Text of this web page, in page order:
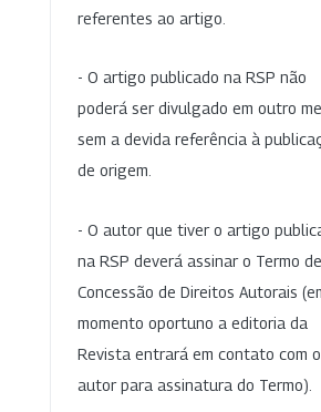
referentes ao artigo.
- O artigo publicado na RSP não
poderá ser divulgado em outro
sem a devida referência à
de origem.
- O autor que tiver o artigo
na RSP deverá assinar o Termo de
Concessão de Direitos Autorais
momento oportuno a editoria da
Revista entrará em contato com o
autor para assinatura do Termo).